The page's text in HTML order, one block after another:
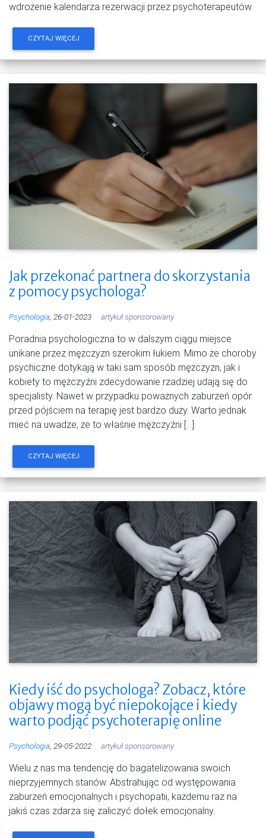
wdrożenie kalendarza rezerwacji przez psychoterapeutów.
CZYTAJ WIĘCEJ
Jak przekonać partnera do skorzystania
z pomocy psychologa?
Psychologia , 26-01-2023 artykuł sponsorowany
Poradnia psychologiczna to w dalszym ciągu miejsce
unikane przez mężczyzn szerokim łukiem. Mimo że choroby
psychiczne dotykają w taki sam sposób mężczyzn, jak i
kobiety to mężczyźni zdecydowanie rzadziej udają się do
specjalisty. Nawet w przypadku poważnych zaburzeń opór
przed pójściem na terapię jest bardzo duży. Warto jednak
mieć na uwadze, że to właśnie mężczyźni […]
CZYTAJ WIĘCEJ
Kiedy iść do psychologa? Zobacz, które
objawy mogą być niepokojące i kiedy
warto podjąć psychoterapię online
Psychologia , 29-05-2022 artykuł sponsorowany
Wielu z nas ma tendencję do bagatelizowania swoich
nieprzyjemnych stanów. Abstrahując od występowania
zaburzeń emocjonalnych i psychopatii, każdemu raz na
jakiś czas zdarza się zaliczyć dołek emocjonalny.